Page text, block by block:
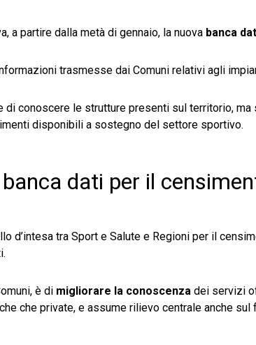
a partire dalla metà di gennaio, la nuova banca
trasmesse dai Comuni relativi agli
conoscere le strutture presenti sul territorio, ma
disponibili a sostegno del settore sportivo.
dati per il
d’intesa tra Sport e Salute e Regioni per il
è di migliorare la conoscenza dei servizi
che private, e assume rilievo centrale anche sul